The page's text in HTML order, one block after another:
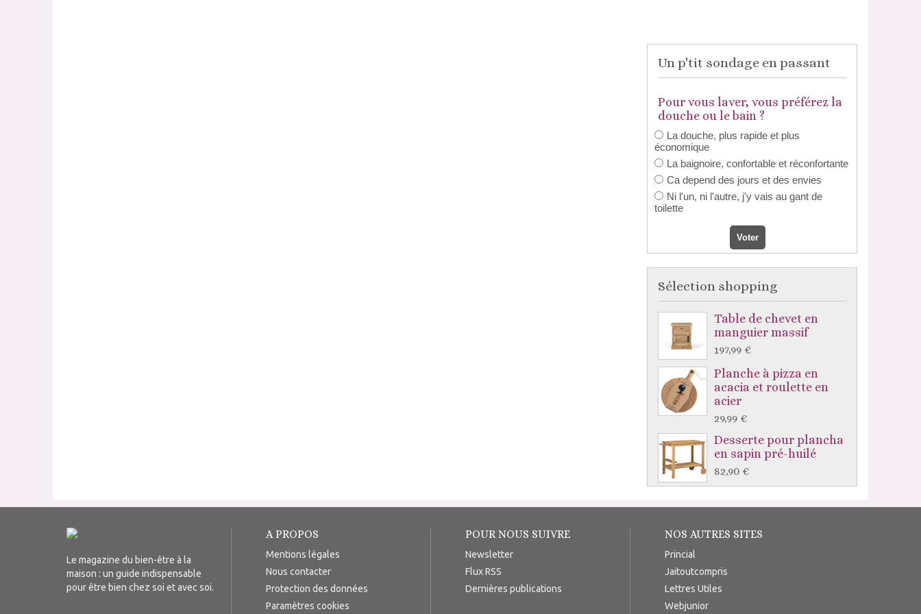
Un p'tit sondage en passant
Pour vous laver, vous préférez la
douche ou le bain ?
La douche, plus rapide et plus
économique
La baignoire, confortable et réconfortante
Ca depend des jours et des envies
Ni l'un, ni l'autre, j'y vais au gant de
toilette
Sélection shopping
Table de chevet en
manguier massif
197,99 €
Planche à pizza en
acacia et roulette en
acier
29,99 €
Desserte pour plancha
en sapin pré-huilé
82,90 €
Le magazine du bien-être à la
maison : un guide indispensable
pour être bien chez soi et avec soi.
A PROPOS
Mentions légales
Nous contacter
Protection des données
Paramètres cookies
POUR NOUS SUIVRE
Newsletter
Flux RSS
Dernières publications
NOS AUTRES SITES
Princial
Jaitoutcompris
Lettres Utiles
Webjunior